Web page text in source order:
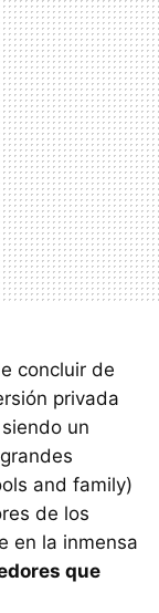
concluir de
privada
un
and family)
de los
en la inmensa
que